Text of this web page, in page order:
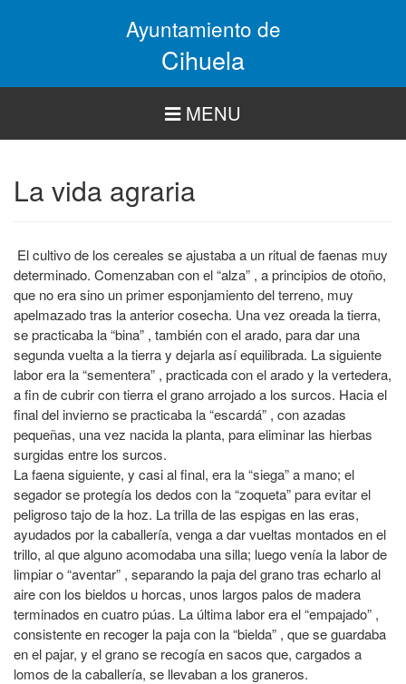
Ayuntamiento de
Cihuela
MENU
La vida agraria
El cultivo de los cereales se ajustaba a un ritual de faenas muy
determinado. Comenzaban con el “alza” , a principios de otoño,
que no era sino un primer esponjamiento del terreno, muy
apelmazado tras la anterior cosecha. Una vez oreada la tierra,
se practicaba la “bina” , también con el arado, para dar una
segunda vuelta a la tierra y dejarla así equilibrada. La siguiente
labor era la “sementera” , practicada con el arado y la vertedera,
a fin de cubrir con tierra el grano arrojado a los surcos. Hacia el
final del invierno se practicaba la “escardá” , con azadas
pequeñas, una vez nacida la planta, para eliminar las hierbas
surgidas entre los surcos.
La faena siguiente, y casi al final, era la “siega” a mano; el
segador se protegía los dedos con la “zoqueta” para evitar el
peligroso tajo de la hoz. La trilla de las espigas en las eras,
ayudados por la caballería, venga a dar vueltas montados en el
trillo, al que alguno acomodaba una silla; luego venía la labor de
limpiar o “aventar” , separando la paja del grano tras echarlo al
aire con los bieldos u horcas, unos largos palos de madera
terminados en cuatro púas. La última labor era el “empajado” ,
consistente en recoger la paja con la “bielda” , que se guardaba
en el pajar, y el grano se recogía en sacos que, cargados a
lomos de la caballería, se llevaban a los graneros.